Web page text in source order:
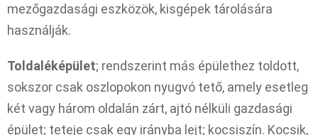
mezőgazdasági eszközök, kisgépek tárolására
használják.
Toldaléképület; rendszerint más épülethez toldott,
sokszor csak oszlopokon nyugvó tető, amely esetleg
két vagy három oldalán zárt, ajtó nélküli gazdasági
épület; teteje csak egy irányba lejt; kocsiszín. Kocsik,